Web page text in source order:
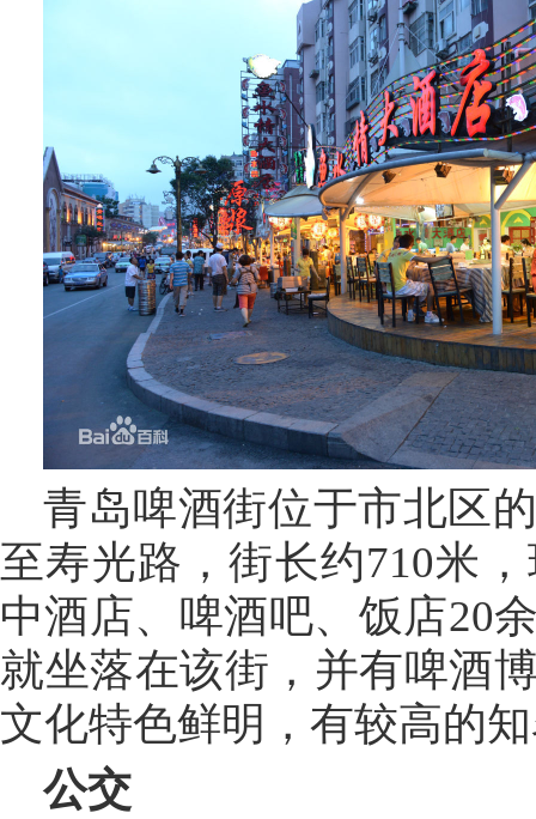
青岛啤酒街位于市北区
至寿光路，街长约710米
中酒店、啤酒吧、饭店20
就坐落在该街，并有啤酒
文化特色鲜明，有较高的
公交